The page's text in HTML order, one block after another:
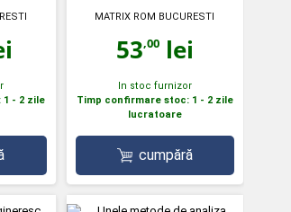
- 2 zile
MATRIX ROM BUCURESTI
53,00lei
In stoc furnizor
Timp confirmare stoc: 1 - 2 zile
lucratoare
cumpără